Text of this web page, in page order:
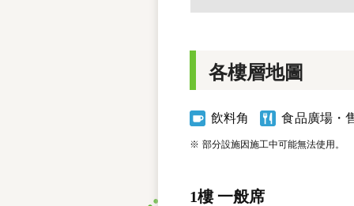
各樓層地圖
飲料角 食品廣場・
※ 部分設施因施工中可能無法使用。
1樓 一般席